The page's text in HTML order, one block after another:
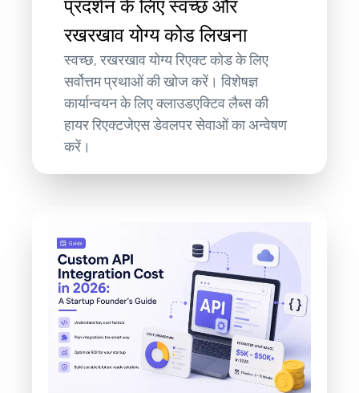
प्रदर्शन के लिए स्वच्छ और
रखरखाव योग्य कोड लिखना
स्वच्छ, रखरखाव योग्य रिएक्ट कोड के लिए
सर्वोत्तम प्रथाओं की खोज करें। विशेषज्ञ
कार्यान्वयन के लिए क्लाउडएक्टिव लैब्स की
हायर रिएक्टजेएस डेवलपर सेवाओं का अन्वेषण
करें।